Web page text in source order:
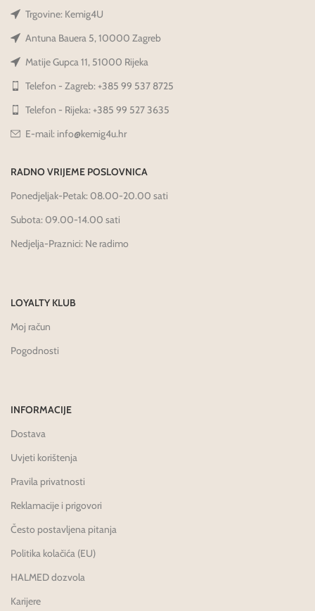
Trgovine: Kemig4U
Antuna Bauera 5, 10000 Zagreb
Matije Gupca 11, 51000 Rijeka
Telefon - Zagreb: +385 99 537 8725
Telefon - Rijeka: +385 99 527 3635
E-mail: info@kemig4u.hr
RADNO VRIJEME POSLOVNICA
Ponedjeljak-Petak: 08.00-20.00 sati
Subota: 09.00-14.00 sati
Nedjelja-Praznici: Ne radimo
LOYALTY KLUB
Moj račun
Pogodnosti
INFORMACIJE
Dostava
Uvjeti korištenja
Pravila privatnosti
Reklamacije i prigovori
Često postavljena pitanja
Politika kolačića (EU)
HALMED dozvola
Karijere